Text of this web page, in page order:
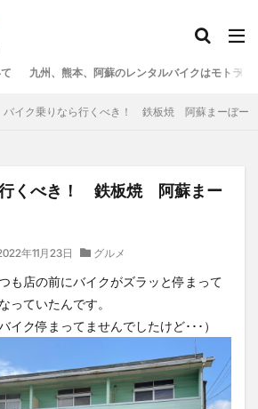
九州、熊本、阿蘇のレンタルバイクはモトライ
バイク乗りなら行くべき！ 鉄板焼 阿蘇まーぼー
行くべき！ 鉄板焼 阿蘇まー
年11月23日 グルメ
も店の前にバイクがズラッと停まって
っていたんです。
イク停まってませんでしたけど･･･）
モーニング
ランチ
タルバイク
ワンピース
人吉 人吉球磨
村 喫茶竹熊 天草
定食
温泉 焼肉
熊本
熊本工場 熊本空港
球磨